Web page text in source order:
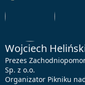
Wojciech
Prezes
Sp. z o.o.
Organizator Pikniku